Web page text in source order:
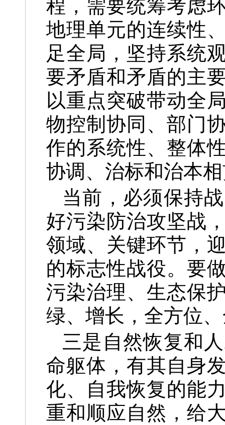
程，需要统筹考虑
地理单元的连续性
足全局，坚持系统
要矛盾和矛盾的主
以重点突破带动全
物控制协同、部门
作的系统性、整体
协调、治标和治本
当前，必须保持
好污染防治攻坚战
领域、关键环节，
的标志性战役。要
污染治理、生态保
绿、增长，全方位
三是自然恢复和
命躯体，有其自身
化、自我恢复的能
重和顺应自然，给